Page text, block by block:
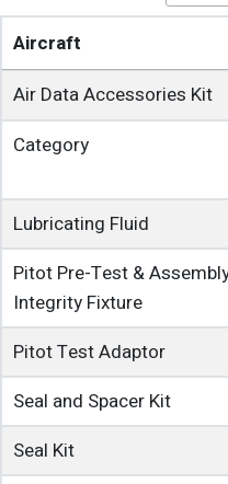
Aircraft
Air Data Accessories Kit
Category
Lubricating Fluid
Pitot Pre-Test &
Integrity Fixture
Pitot Test Adaptor
Seal and Spacer Kit
Seal Kit